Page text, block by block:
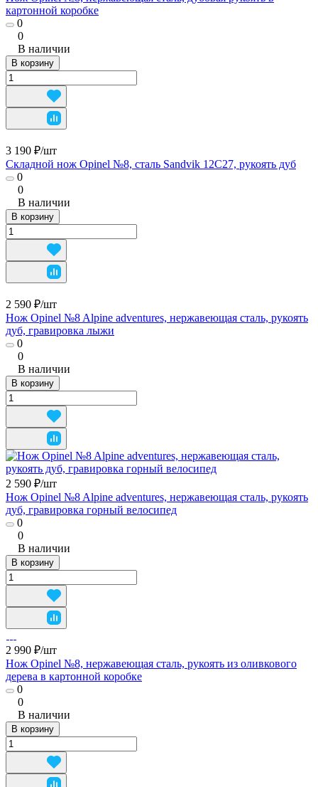
картонной коробке
0
0
В наличии
В корзину
3 190 ₽/шт
Складной нож Opinel №8, сталь Sandvik 12C27, рукоять дуб
0
0
В наличии
В корзину
2 590 ₽/шт
Нож Opinel №8 Alpine adventures, нержавеющая сталь, рукоять
дуб, гравировка лыжи
0
0
В наличии
В корзину
2 590 ₽/шт
Нож Opinel №8 Alpine adventures, нержавеющая сталь, рукоять
дуб, гравировка горный велосипед
0
0
В наличии
В корзину
2 990 ₽/шт
Нож Opinel №8, нержавеющая сталь, рукоять из оливкового
дерева в картонной коробке
0
0
В наличии
В корзину